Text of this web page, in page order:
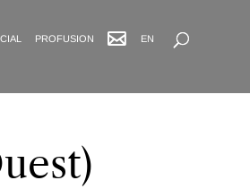
PROFUSION EN
avancée